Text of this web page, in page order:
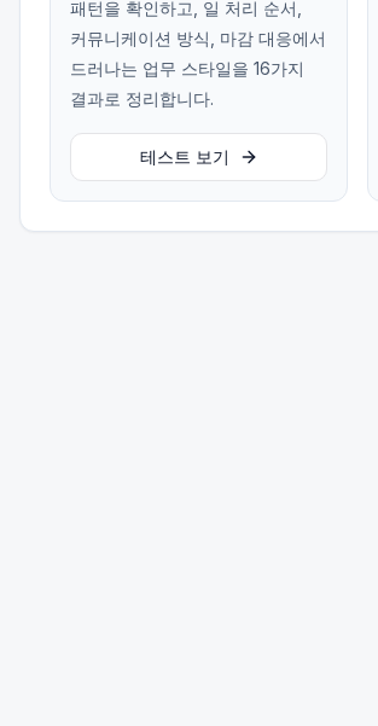
패턴을 확인하고, 일 처리 순서,
커뮤니케이션 방식, 마감 대응에서
드러나는 업무 스타일을 16가지
결과로 정리합니다.
테스트 보기